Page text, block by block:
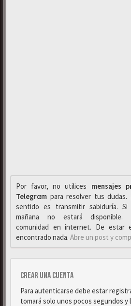
Por favor, no utilices mensajes
Telegrαm para resolver tus dudas.
sentido es transmitir sabiduría.
mañana no estará disponible.
comunidad en internet. De estar
encontrado nada. Abre un post y
Crear una cuenta
Para autenticarse debe estar
tomará solo unos pocos segundos y